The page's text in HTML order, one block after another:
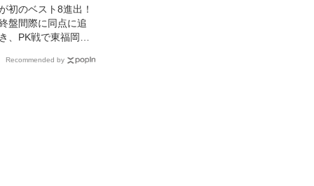
初のベスト8進出！
盤間際に同点に追
、PK戦で東福岡を
Recommended by